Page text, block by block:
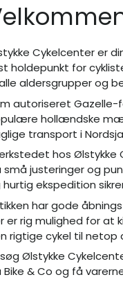
Cykelcenter er
holdepunkt for
aldersgrupper og
autoriseret
hollændske
transport i
hos Ølstykke
små justeringer og
hurtig ekspedition
har gode
er rig mulighed for at
rigtige cykel til netop
Ølstykke
Bike & Co og få